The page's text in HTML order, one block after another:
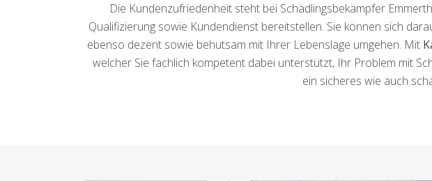
Die Kundenzufriedenheit steht bei Schädlingsbekämpfer
Qualifizierung sowie Kundendienst bereitstellen. Sie können sich
ebenso dezent sowie behutsam mit Ihrer Lebenslage umgehen. Mit
welcher Sie fachlich kompetent dabei unterstützt, Ihr Problem mit
ein sicheres wie auch